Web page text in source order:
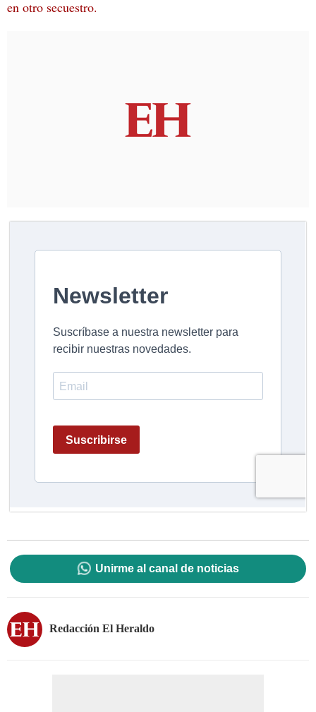
en otro secuestro.
Unirme al canal de noticias
Redacción El Heraldo